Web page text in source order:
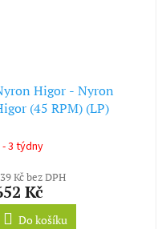
Higor - Nyron
(45 RPM) (LP)
- 3 týdny
Kč bez DPH
Kč
Do košíku